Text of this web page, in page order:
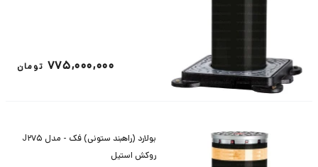
775,000,000 تومان
بولارد (راهبند ستونی) فک - مدل J275
روکش استیل